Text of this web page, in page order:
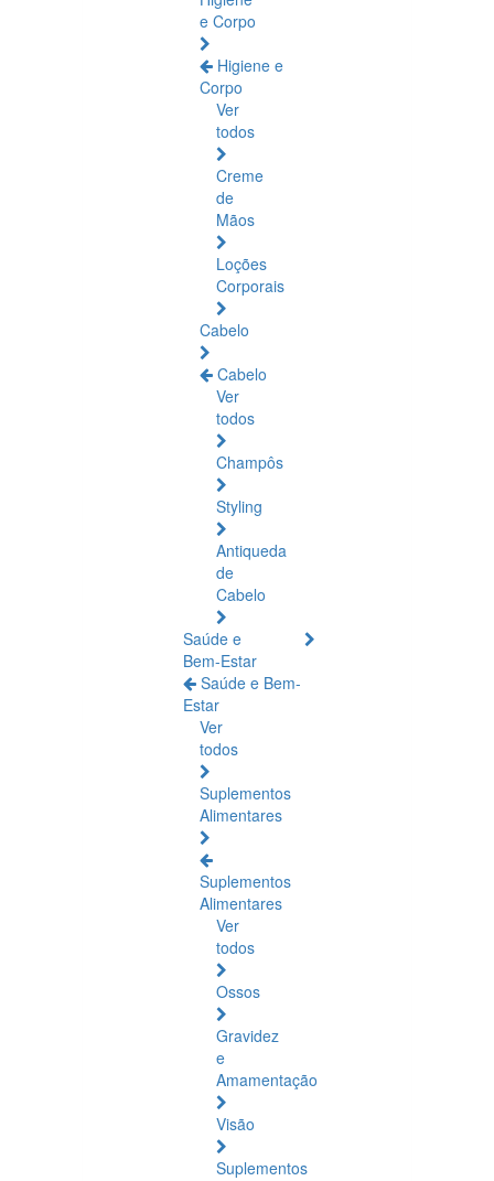
e Corpo
Higiene e
Corpo
Ver
todos
Creme
de
Mãos
Loções
Corporais
Cabelo
Cabelo
Ver
todos
Champôs
Styling
Antiqueda
de
Cabelo
Saúde e
Bem-Estar
Saúde e Bem-
Estar
Ver
todos
Suplementos
Alimentares
Suplementos
Alimentares
Ver
todos
Ossos
Gravidez
e
Amamentação
Visão
Suplementos